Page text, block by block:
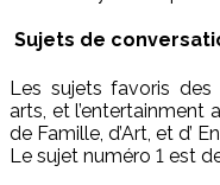
Sujets de
Les sujets favoris
arts, et l’entertainment
de Famille, d’Art, et d’
Le sujet numéro 1 est